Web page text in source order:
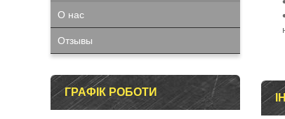
О нас
Отзывы
ГРАФІК РОБОТИ